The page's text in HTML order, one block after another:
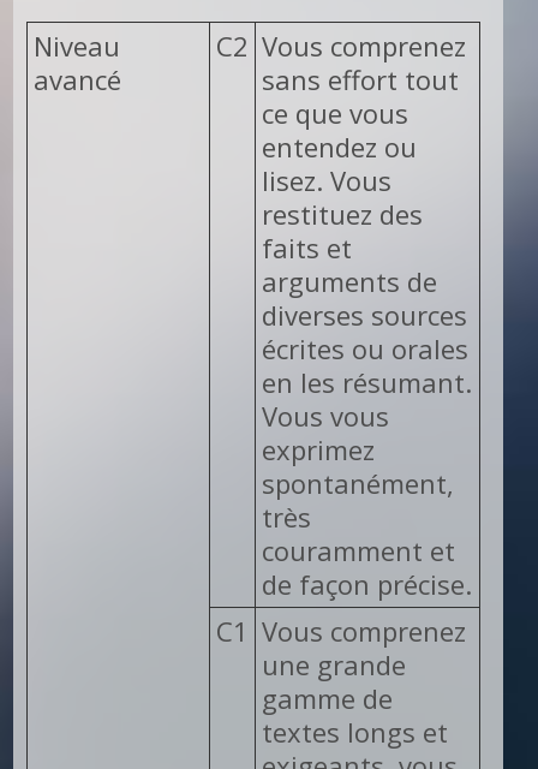
Niveau
avancé
C2 Vous comprenez
sans effort tout
ce que vous
entendez ou
lisez. Vous
restituez des
faits et
arguments de
diverses sources
écrites ou orales
en les résumant.
Vous vous
exprimez
spontanément,
très
couramment et
de façon précise.
C1 Vous comprenez
une grande
gamme de
textes longs et